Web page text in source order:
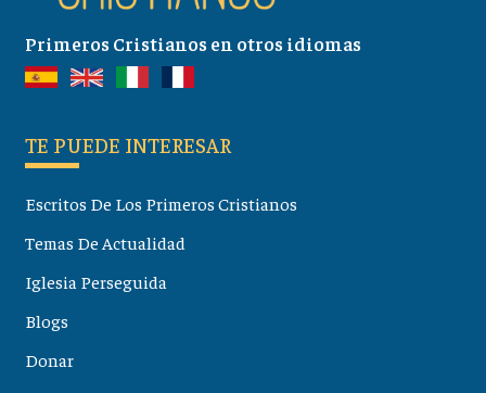
Primeros Cristianos en otros idiomas
TE PUEDE INTERESAR
Escritos De Los Primeros Cristianos
Temas De Actualidad
Iglesia Perseguida
Blogs
Donar